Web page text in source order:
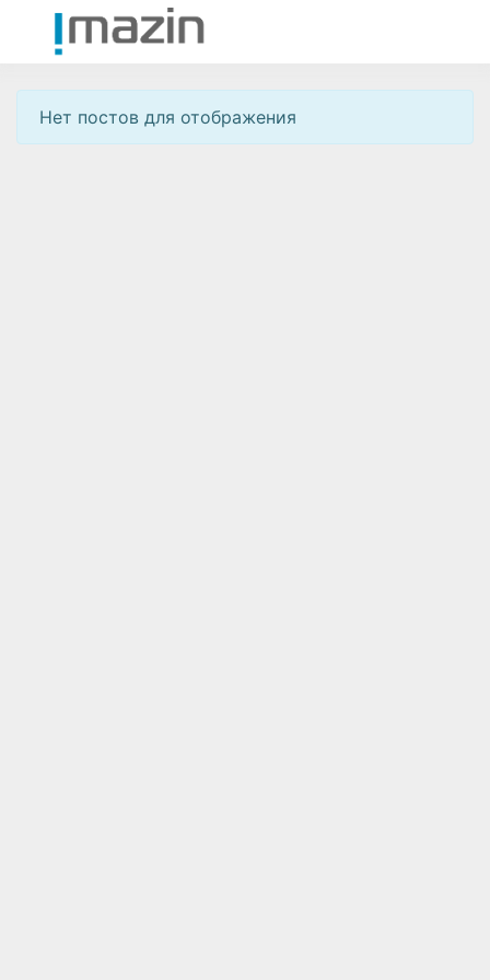
Нет постов для отображения